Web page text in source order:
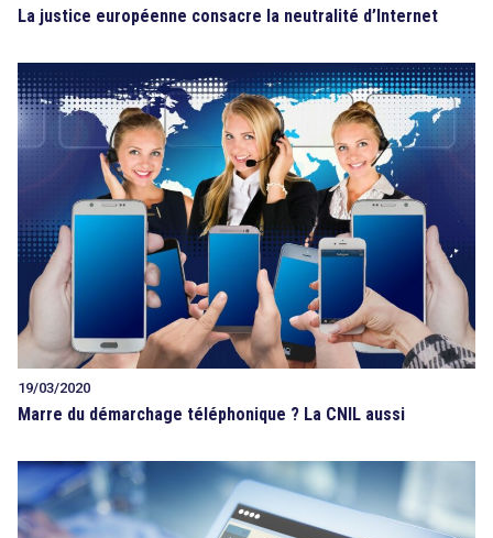
La justice européenne consacre la neutralité d’Internet
19/03/2020
Marre du démarchage téléphonique ? La CNIL aussi